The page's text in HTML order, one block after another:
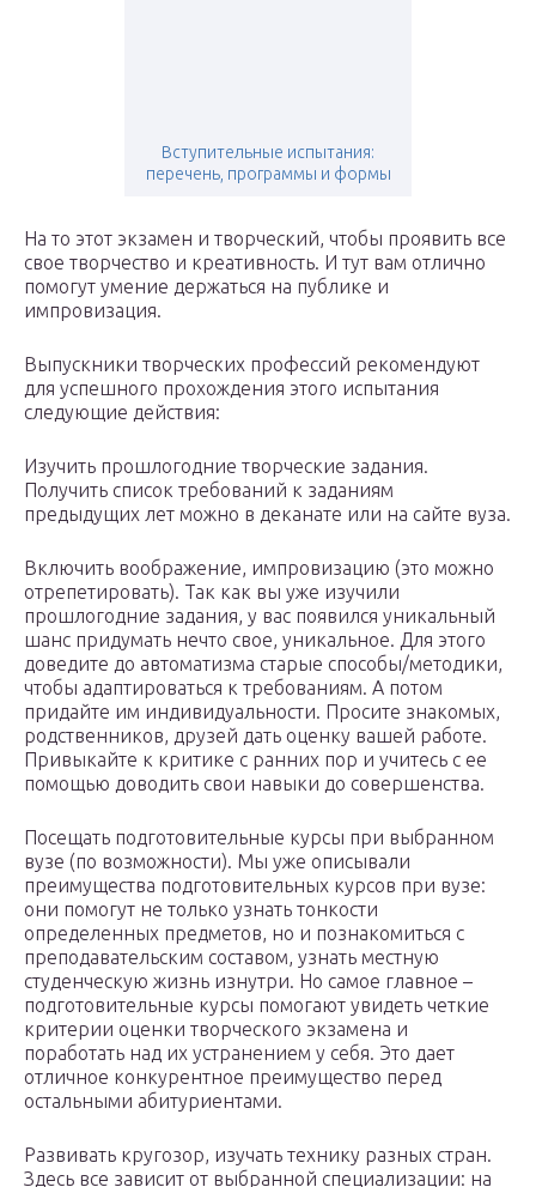
Вступительные испытания:
перечень, программы и формы
На то этот экзамен и творческий, чтобы проявить все
свое творчество и креативность. И тут вам отлично
помогут умение держаться на публике и
импровизация.
Выпускники творческих профессий рекомендуют
для успешного прохождения этого испытания
следующие действия:
Изучить прошлогодние творческие задания.
Получить список требований к заданиям
предыдущих лет можно в деканате или на сайте вуза.
Включить воображение, импровизацию (это можно
отрепетировать). Так как вы уже изучили
прошлогодние задания, у вас появился уникальный
шанс придумать нечто свое, уникальное. Для этого
доведите до автоматизма старые способы/методики,
чтобы адаптироваться к требованиям. А потом
придайте им индивидуальности. Просите знакомых,
родственников, друзей дать оценку вашей работе.
Привыкайте к критике с ранних пор и учитесь с ее
помощью доводить свои навыки до совершенства.
Посещать подготовительные курсы при выбранном
вузе (по возможности). Мы уже описывали
преимущества подготовительных курсов при вузе:
они помогут не только узнать тонкости
определенных предметов, но и познакомиться с
преподавательским составом, узнать местную
студенческую жизнь изнутри. Но самое главное –
подготовительные курсы помогают увидеть четкие
критерии оценки творческого экзамена и
поработать над их устранением у себя. Это дает
отличное конкурентное преимущество перед
остальными абитуриентами.
Развивать кругозор, изучать технику разных стран.
Здесь все зависит от выбранной специализации: на